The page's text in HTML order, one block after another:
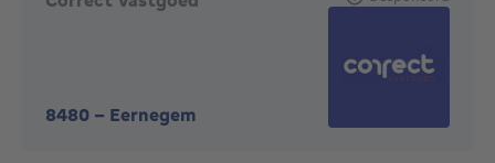
8480 - Eernegem